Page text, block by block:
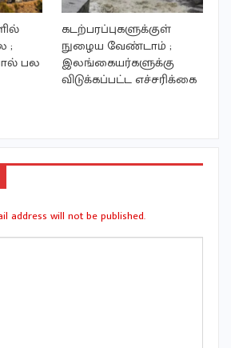
;
பல
கடற்பரப்புகளுக்குள்
நுழைய வேண்டாம் ;
இலங்கையர்களுக்கு
விடுக்கப்பட்ட எச்சரிக்கை
address will not be published.